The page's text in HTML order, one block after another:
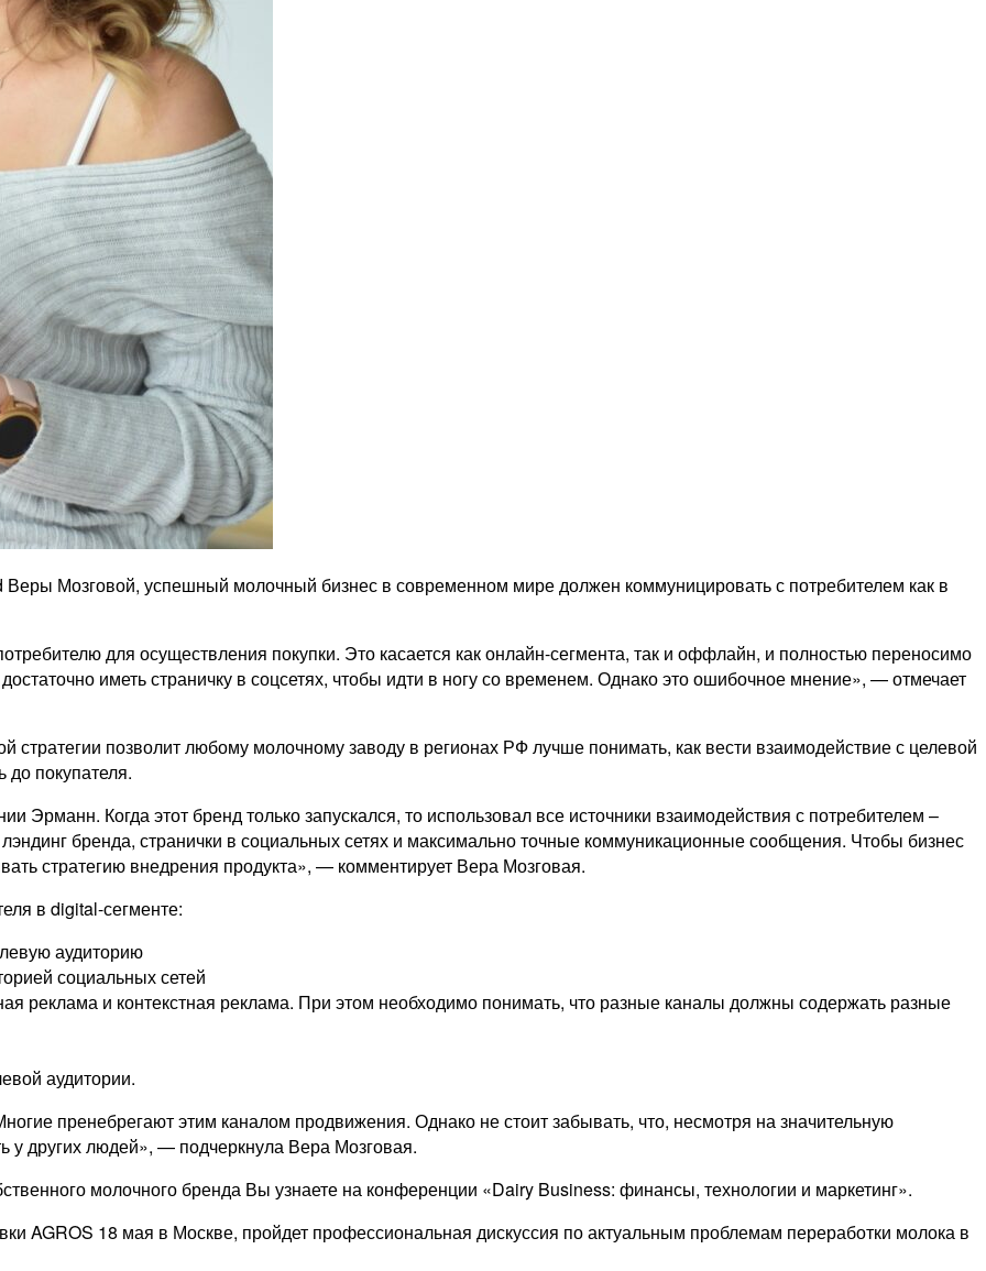
Веры Мозговой, успешный молочный бизнес в современном мире должен коммуницировать с потребителем как в
для осуществления покупки. Это касается как онлайн-сегмента, так и оффлайн, и полностью переносимо
иметь страничку в соцсетях, чтобы идти в ногу со временем. Однако это ошибочное мнение», — отмечает
стратегии позволит любому молочному заводу в регионах РФ лучше понимать, как вести взаимодействие с целевой
покупателя.
Когда этот бренд только запускался, то использовал все источники взаимодействия с потребителем –
бренда, странички в социальных сетях и максимально точные коммуникационные сообщения. Чтобы бизнес
стратегию внедрения продукта», — комментирует Вера Мозговая.
в digital-сегменте:
аудиторию
социальных сетей
реклама и контекстная реклама. При этом необходимо понимать, что разные каналы должны содержать разные
аудитории.
пренебрегают этим каналом продвижения. Однако не стоит забывать, что, несмотря на значительную
других людей», — подчеркнула Вера Мозговая.
молочного бренда Вы узнаете на конференции «Dairy Business: финансы, технологии и маркетинг».
AGROS 18 мая в Москве, пройдет профессиональная дискуссия по актуальным проблемам переработки молока в